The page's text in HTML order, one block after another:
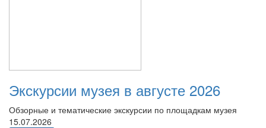
Экскурсии музея в августе 2026
Обзорные и тематические экскурсии по площадкам музея
15.07.2026